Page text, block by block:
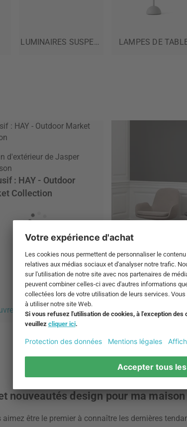
LUMINAIRES SUSPENDUS LAMPES DE
d'extérieur de Jasper
: HAY - Outdoor
Collection
maintenant
Économisez dès
% sur tout
Normann
Découvrez
nouveautés design pour ma maison
être le premier à connaître les dernières